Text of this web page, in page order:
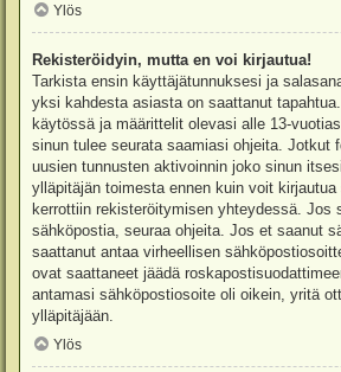
Ylös
Rekisteröidyin, mutta en voi kirjautua!
Tarkista ensin käyttäjätunnuksesi ja
yksi kahdesta asiasta on saattanut
käytössä ja määrittelit olevasi alle 13-
sinun tulee seurata saamiasi ohjeita. Jotkut
uusien tunnusten aktivoinnin joko sinun
ylläpitäjän toimesta ennen kuin voit
kerrottiin rekisteröitymisen yhteydessä. Jos
sähköpostia, seuraa ohjeita. Jos et saanut
saattanut antaa virheellisen
ovat saattaneet jäädä
antamasi sähköpostiosoite oli oikein, yritä
ylläpitäjään.
Ylös